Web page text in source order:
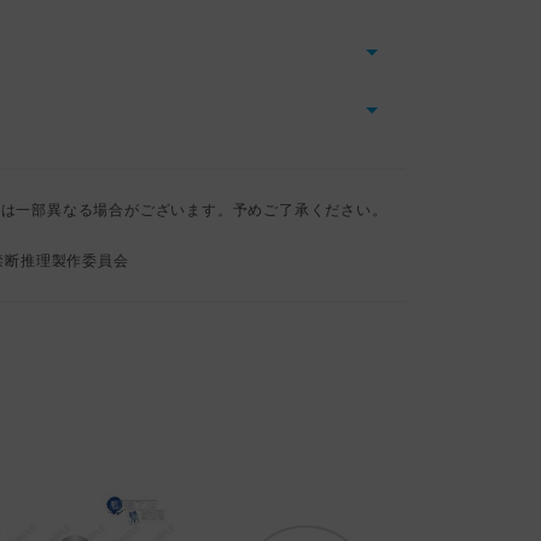
一部異なる場合がございます。予めご了承ください。
推理製作委員会